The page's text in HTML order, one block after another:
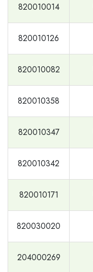
820010014
820010126
820010082
820010358
820010347
820010342
820010171
820030020
204000269